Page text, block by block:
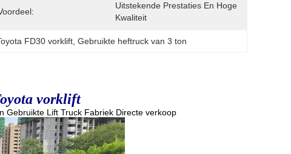
Uitstekende Prestaties En Hoge
Kwaliteit
FD30 vorklift , Gebruikte heftruck van 3 ton
vorklift
Gebruikte Lift Truck Fabriek Directe verkoop